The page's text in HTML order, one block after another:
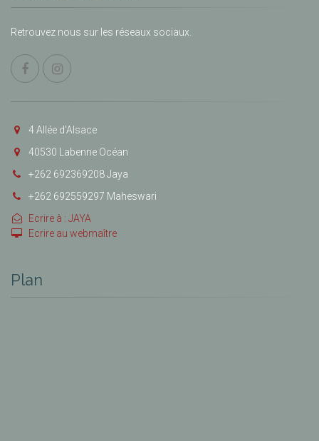
Retrouvez nous sur les réseaux sociaux.
4 Allée d’Alsace
40530 Labenne Océan
+262 692369208 Jaya
+262 692559297 Maheswari
Ecrire à : JAYA
Ecrire au webmaître
Plan